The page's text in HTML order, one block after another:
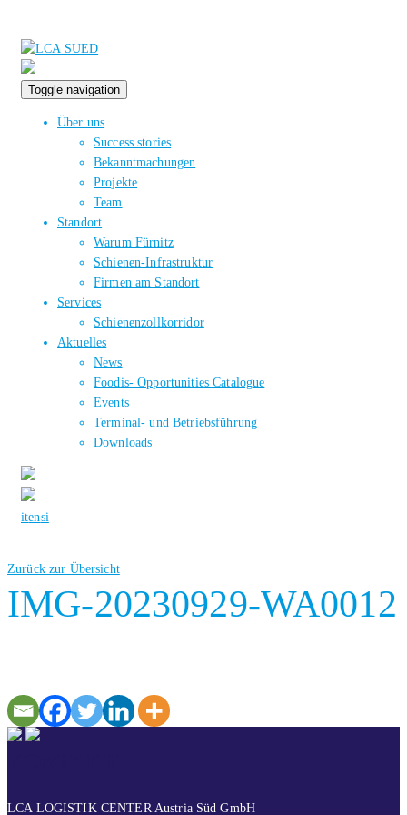
Toggle navigation
Über uns
Success stories
Bekanntmachungen
Projekte
Team
Standort
Warum Fürnitz
Schienen-Infrastruktur
Firmen am Standort
Services
Schienenzollkorridor
Aktuelles
News
Foodis- Opportunities Catalogue
Events
Terminal- und Betriebsführung
Downloads
itensi
Zurück zur Übersicht
IMG-20230929-WA0012
LCA LOGISTIK CENTER Austria Süd GmbH